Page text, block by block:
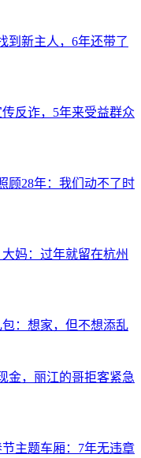
到新主人，6年还带了
反诈，5年来受益群众
顾28年：我们动不了时
妈：过年就留在杭州
：想家，但不想添乱
金，丽江的哥拒客紧急
主题车厢：7年无违章